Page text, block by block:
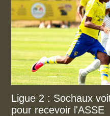
Ligue 2 : Sochaux
pour recevoir l'ASSE